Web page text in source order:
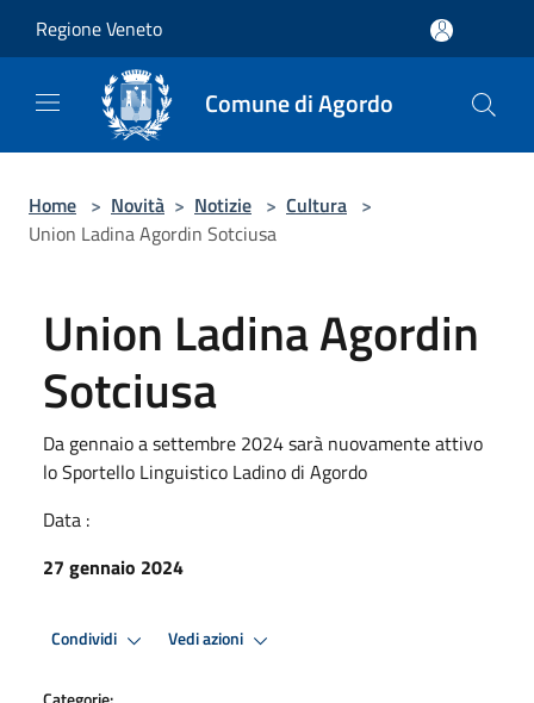
Regione Veneto
Comune di Agordo
Home > Novità > Notizie > Cultura >
Union Ladina Agordin Sotciusa
Union Ladina Agordin
Sotciusa
Da gennaio a settembre 2024 sarà nuovamente attivo
lo Sportello Linguistico Ladino di Agordo
Data :
27 gennaio 2024
Condividi Vedi azioni